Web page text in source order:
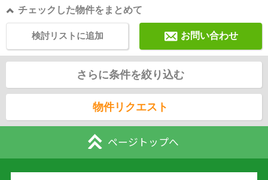
チェックした物件をまとめて
お問い合わせ
検討リストに追加
さらに条件を絞り込む
物件リクエスト
ページトップへ